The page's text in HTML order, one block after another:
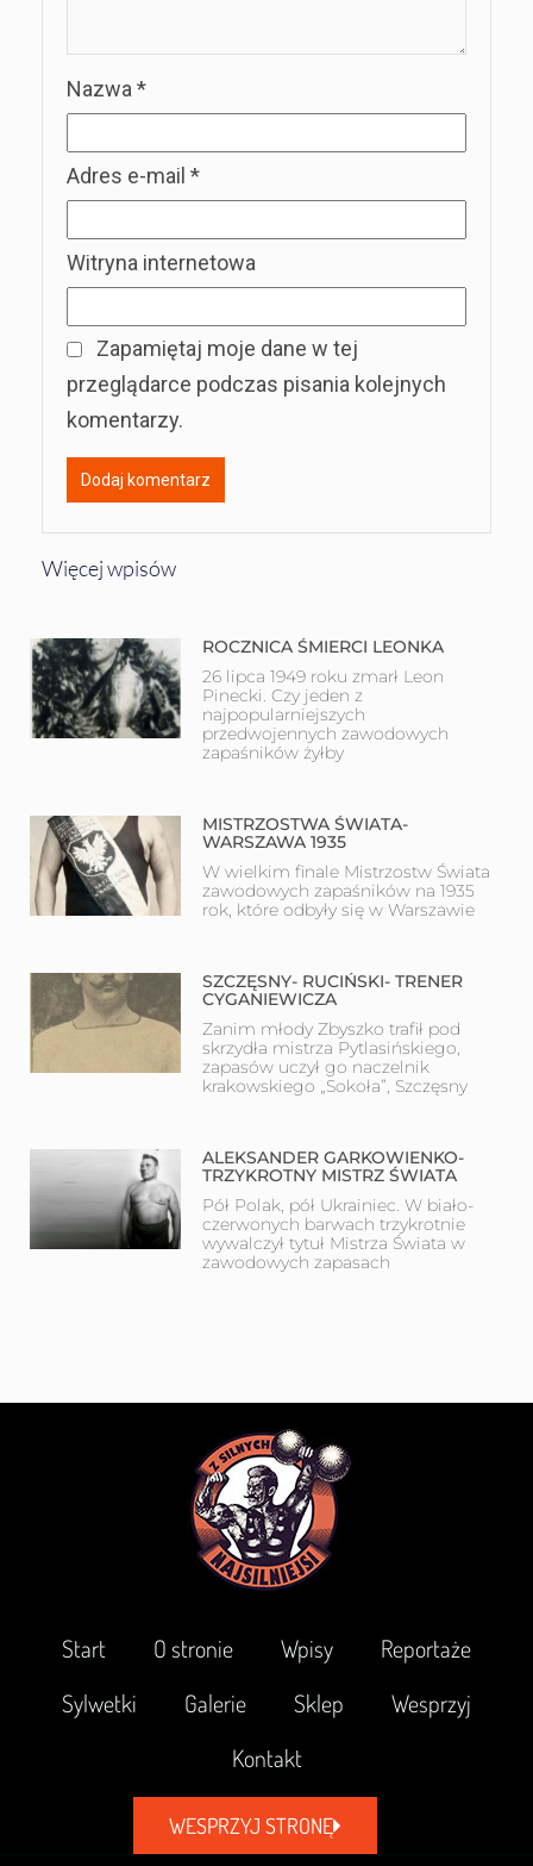
Nazwa*
Adres e-mail *
Witryna internetowa
Zapamiętaj moje dane w tej
przeglądarce podczas pisania kolejnych
komentarzy.
Więcej wpisów
ROCZNICA ŚMIERCI LEONKA
26 lipca 1949 roku zmarł Leon
Pinecki. Czy jeden z
najpopularniejszych
przedwojennych zawodowych
zapaśników żyłby
MISTRZOSTWA ŚWIATA-
WARSZAWA 1935
W wielkim finale Mistrzostw Świata
zawodowych zapaśników na 1935
rok, które odbyły się w Warszawie
SZCZĘSNY- RUCIŃSKI- TRENER
CYGANIEWICZA
Zanim młody Zbyszko trafił pod
skrzydła mistrza Pytlasińskiego,
zapasów uczył go naczelnik
krakowskiego „Sokoła”, Szczęsny
ALEKSANDER GARKOWIENKO-
TRZYKROTNY MISTRZ ŚWIATA
Pół Polak, pół Ukrainiec. W biało-
czerwonych barwach trzykrotnie
wywalczył tytuł Mistrza Świata w
zawodowych zapasach
Start O stronie Wpisy
Reportaże
Sylwetki
Galerie Sklep
Wesprzyj
Kontakt
WESPRZYJ STRONĘ